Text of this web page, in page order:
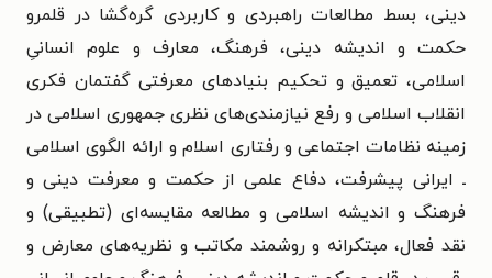
دینی، بسط مطالعات راهبردی و کاربردی گره‌گشا در قلمرو
حکمت و اندیشه‌ دینی، فرهنگ، معارف و علوم انسانیِ
اسلامی، تعمیق و تحکیم بنیادهای معرفتی گفتمان فکری
انقلاب اسلامی و رفع نیازمندی‌های نظری جمهوری اسلامی در
زمینه‌ نظامات اجتماعی و رفتاری اسلام و ارائه‌ الگوی اسلامی
ـ ایرانی پیشرفت، دفاع علمی از حکمت و معرفت دینی و
فرهنگ و اندیشه‌ اسلامی و مطالعه‌ مقایسه‌ای (تطبیقی) و
نقد فعال، مبتکرانه و روشمند مکاتب و نظریه‌های معارض و